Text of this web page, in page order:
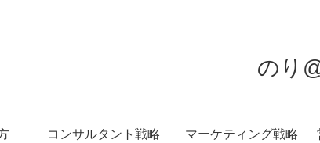
のり
コンサルタント戦略 マーケティング戦略